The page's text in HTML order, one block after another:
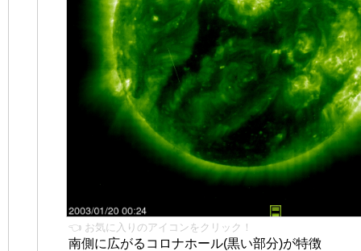
👈 お気に入りのアイコンをクリック！
南側に広がるコロナホール(黒い部分)が特徴